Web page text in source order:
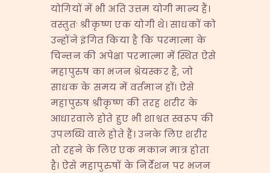
योगियों में भी अति उत्तम योगी मान्य हैं।
वस्तुतः श्रीकृष्ण एक योगी थे। साधकों को
उन्होंने इंगित किया है कि परमात्मा के
चिन्तन की अपेक्षा परमात्मा में स्थित ऐसे
महापुरुष का भजन श्रेयस्कर है, जो
साधक के समय में वर्तमान हों। ऐसे
महापुरुष श्रीकृष्ण की तरह शरीर के
आधारवाले होते हुए भी शाश्वत स्वरूप की
उपलब्धि वाले होते हैं। उनके लिए शरीर
तो रहने के लिए एक मकान मात्र होता
है। ऐसे महापुरुषों के निर्देशन पर भजन